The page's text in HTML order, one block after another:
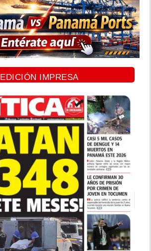
EDICIÓN IMPRESA